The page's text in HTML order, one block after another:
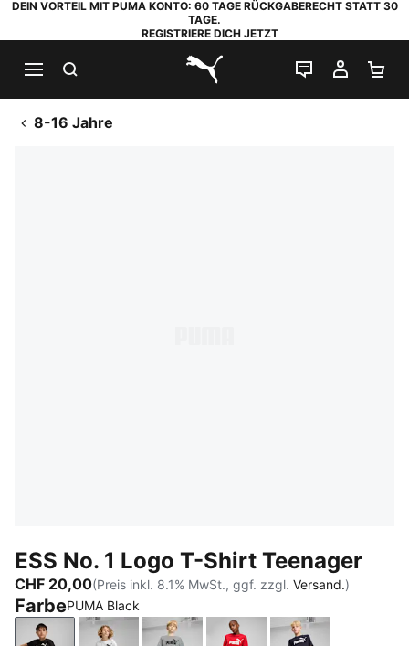
DEIN VORTEIL MIT PUMA KONTO: 60 TAGE RÜCKGABERECHT STATT 30
TAGE.
REGISTRIERE DICH JETZT
PUMA.com
LIVE-CHAT
MEIN
8-16 Jahre
ESS No. 1 Logo T-Shirt Teenager
CHF 20,00(Preis inkl. 8.1% MwSt., ggf. zzgl. Versand.)
FarbePUMA Black